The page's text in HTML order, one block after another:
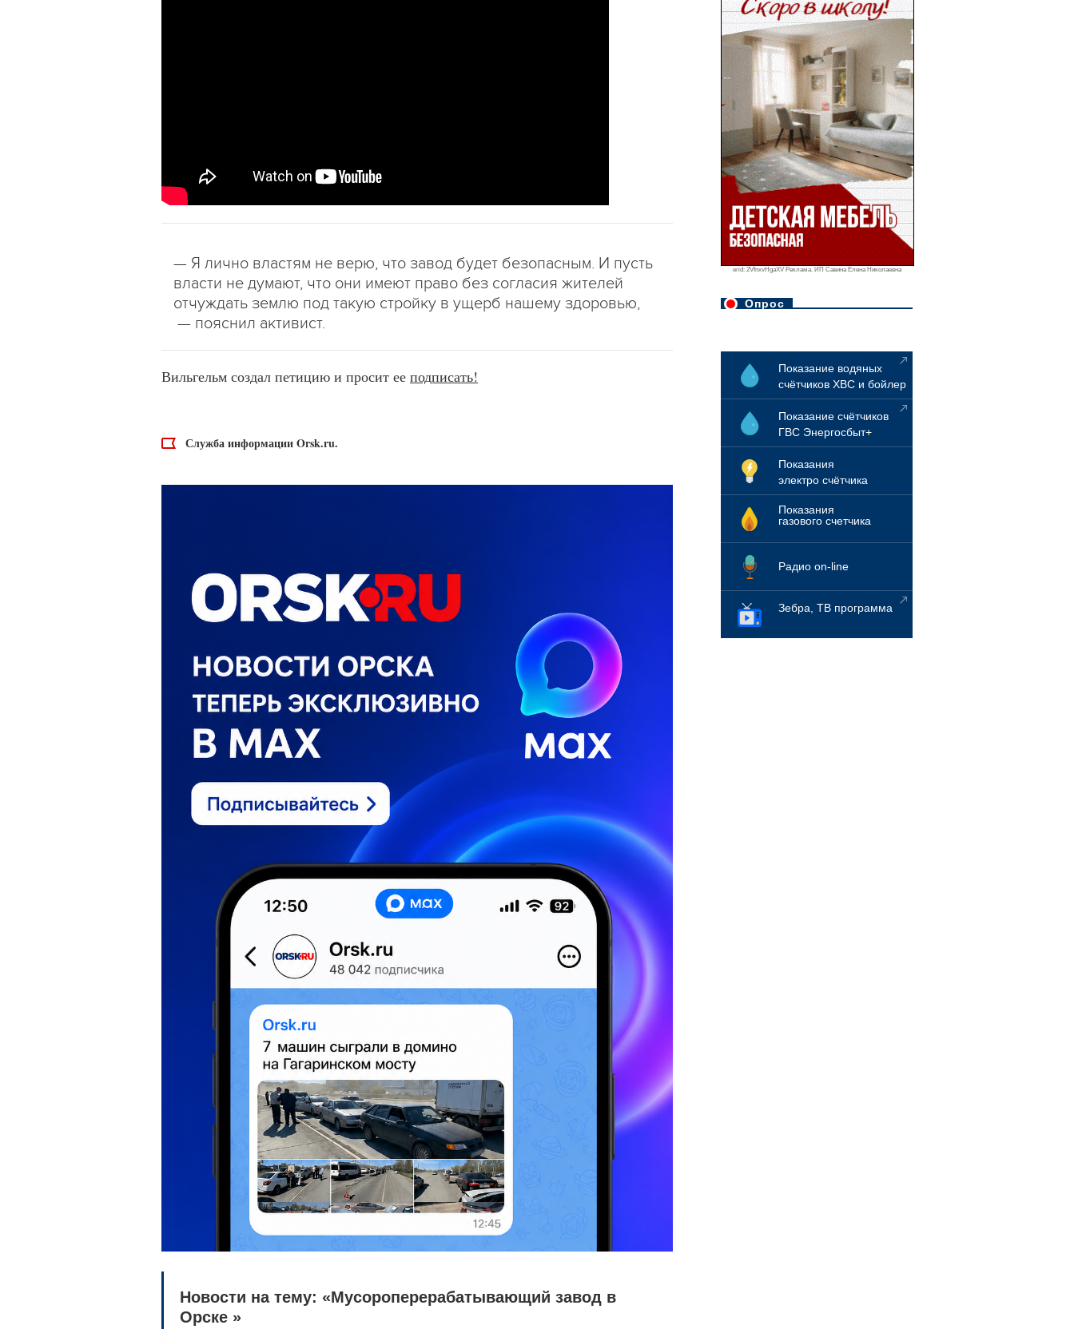
erid: 2VfnxvHgaXV Реклама. ИП Савина Елена Николаевна
Опрос
Показание водяных
счётчиков ХВС и бойлер
Показание счётчиков
ГВС Энергосбыт+
Показания
электро счётчика
Показания
газового счетчика
Радио on-line
Зебра, ТВ программа
— Я лично властям не верю, что завод будет безопасным. И пусть
власти не думают, что они имеют право без согласия жителей
отчуждать землю под такую стройку в ущерб нашему здоровью,
— пояснил активист.
Вильгельм создал петицию и просит ее подписать!
Служба информации Orsk.ru.
Новости на тему: «Мусороперерабатывающий завод в
Орске »